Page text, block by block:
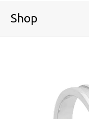
Shop